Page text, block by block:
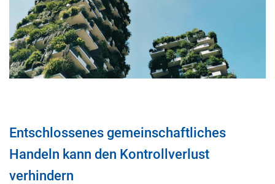
Entschlossenes gemeinschaftliches
Handeln kann den Kontrollverlust
verhindern